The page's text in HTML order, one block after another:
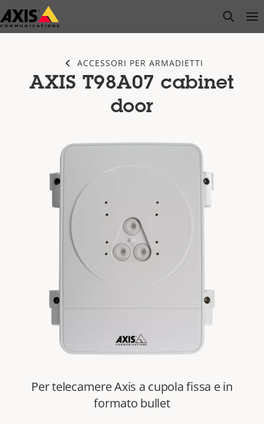
Salta
al
open
ACCESSORI PER ARMADIETTI
AXIS T98A07 cabinet
door
Per telecamere Axis a cupola fissa e in
formato bullet